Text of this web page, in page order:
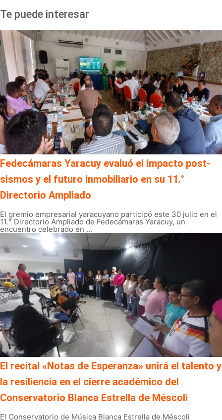
Te puede interesar
Fedecámaras Yaracuy evaluó el impacto post-
sismos y el futuro inmobiliario en su 11.°
Directorio Ampliado
El gremio empresarial yaracuyano participó este 30 julio en el
11.° Directorio Ampliado de Fedecámaras Yaracuy, un
encuentro celebrado en ...
El recital «Notas de Esperanza» unirá el talento y
la resiliencia en el cierre académico del
Conservatorio Blanca Estrella de Méscoli
El Conservatorio de Música Blanca Estrella de Méscoli